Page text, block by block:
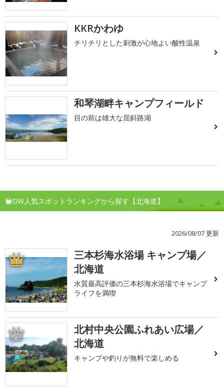
KKRかわゆ
チリチリとした刺激が心地よい酸性温泉
和琴湖畔キャンプフィールド
目の前は雄大な屈斜路湖
GW人気スポットランキングから探す【北海道】
2026/08/07 更新
1
三本杉海水浴場 キャンプ場／
北海道
水質最高評価の三本杉海水浴場でキャンプ
ライフを満喫
2
北村中央公園ふれあい広場／
北海道
キャンプや釣りが無料で楽しめる